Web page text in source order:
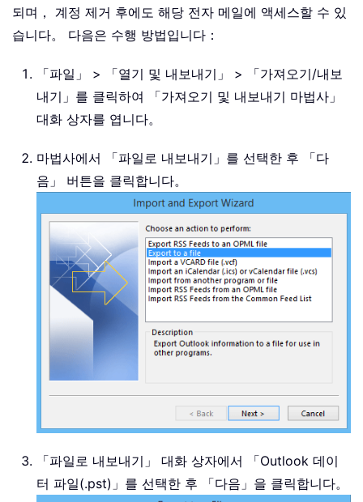
되며， 계정 제거 후에도 해당 전자 메일에 액세스할 수 있
습니다。 다음은 수행 방법입니다：
「파일」 > 「열기 및 내보내기」 > 「가져오기/내보
내기」를 클릭하여 「가져오기 및 내보내기 마법사」
대화 상자를 엽니다。
마법사에서 「파일로 내보내기」를 선택한 후 「다
음」 버튼을 클릭합니다。
「파일로 내보내기」 대화 상자에서 「Outlook 데이
터 파일(.pst)」를 선택한 후 「다음」을 클릭합니다。